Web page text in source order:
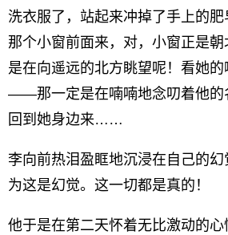
洗衣服了，站起来冲掉了手上的肥
那个小窗前面来，对，小窗正是
是在向遥远的北方眺望呢！看她
——那一定是在喃喃地念叨着他的
回到她身边来……
李向前热泪盈眶地沉浸在自己的
为这是幻觉。这一切都是真的！
他于是在第二天怀着无比激动的